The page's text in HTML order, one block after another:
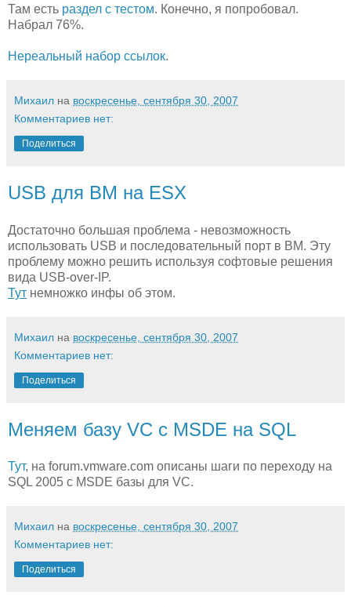
Там есть раздел с тестом. Конечно, я попробовал.
Набрал 76%.
Нереальный набор ссылок.
Михаил на воскресенье, сентября 30, 2007
Комментариев нет:
Поделиться
USB для ВМ на ESX
Достаточно большая проблема - невозможность
использовать USB и последовательный порт в ВМ. Эту
проблему можно решить используя софтовые решения
вида USB-over-IP.
Тут немножко инфы об этом.
Михаил на воскресенье, сентября 30, 2007
Комментариев нет:
Поделиться
Меняем базу VC с MSDE на SQL
Тут, на forum.vmware.com описаны шаги по переходу на
SQL 2005 с MSDE базы для VC.
Михаил на воскресенье, сентября 30, 2007
Комментариев нет:
Поделиться